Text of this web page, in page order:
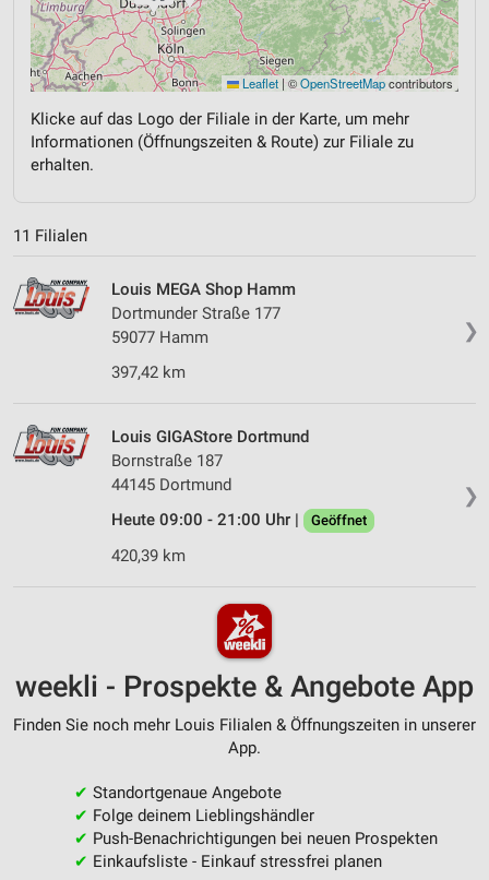
Leaflet | ©OpenStreetMapcontributors
Klicke auf das Logo der Filiale in der Karte, um mehr
Informationen (Öffnungszeiten & Route) zur Filiale zu
erhalten.
11 Filialen
❯
Louis MEGA Shop Hamm
Dortmunder Straße 177
59077 Hamm
397,42 km
❯
Louis GIGAStore Dortmund
Bornstraße 187
44145 Dortmund
Heute 09:00 - 21:00 Uhr |
Geöffnet
420,39 km
weekli - Prospekte & Angebote App
Finden Sie noch mehr Louis Filialen & Öffnungszeiten in unserer
App.
✔ Standortgenaue Angebote
✔ Folge deinem Lieblingshändler
✔ Push-Benachrichtigungen bei neuen Prospekten
✔ Einkaufsliste - Einkauf stressfrei planen